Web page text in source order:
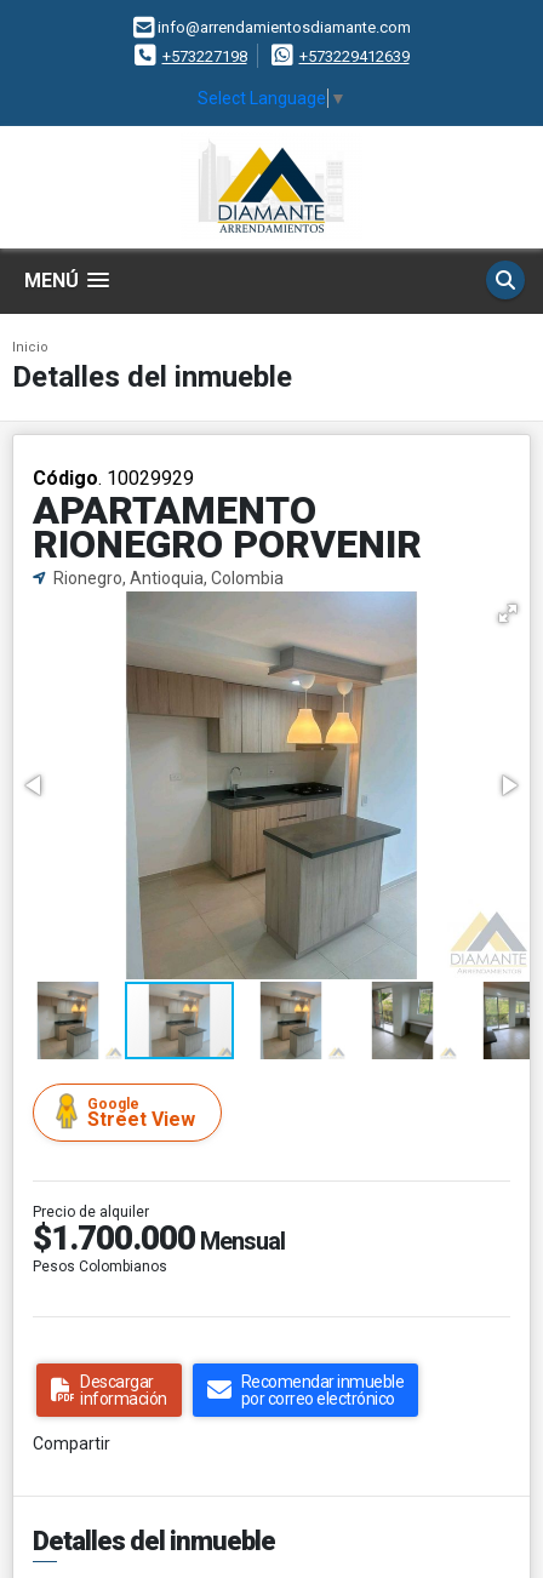
info@arrendamientosdiamante.com
+573227198
+573229412639
Select Language ▼
MENÚ
Inicio
Detalles del inmueble
Código. 10029929
APARTAMENTO
RIONEGRO PORVENIR
Rionegro, Antioquia, Colombia
Google
Street View
Precio de alquiler
$1.700.000 Mensual
Pesos Colombianos
Descargar
información
Recomendar inmueble
por correo electrónico
Compartir
Detalles del inmueble